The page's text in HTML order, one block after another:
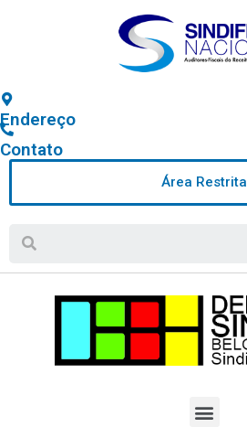
Endereço
Contato
Área Restrita